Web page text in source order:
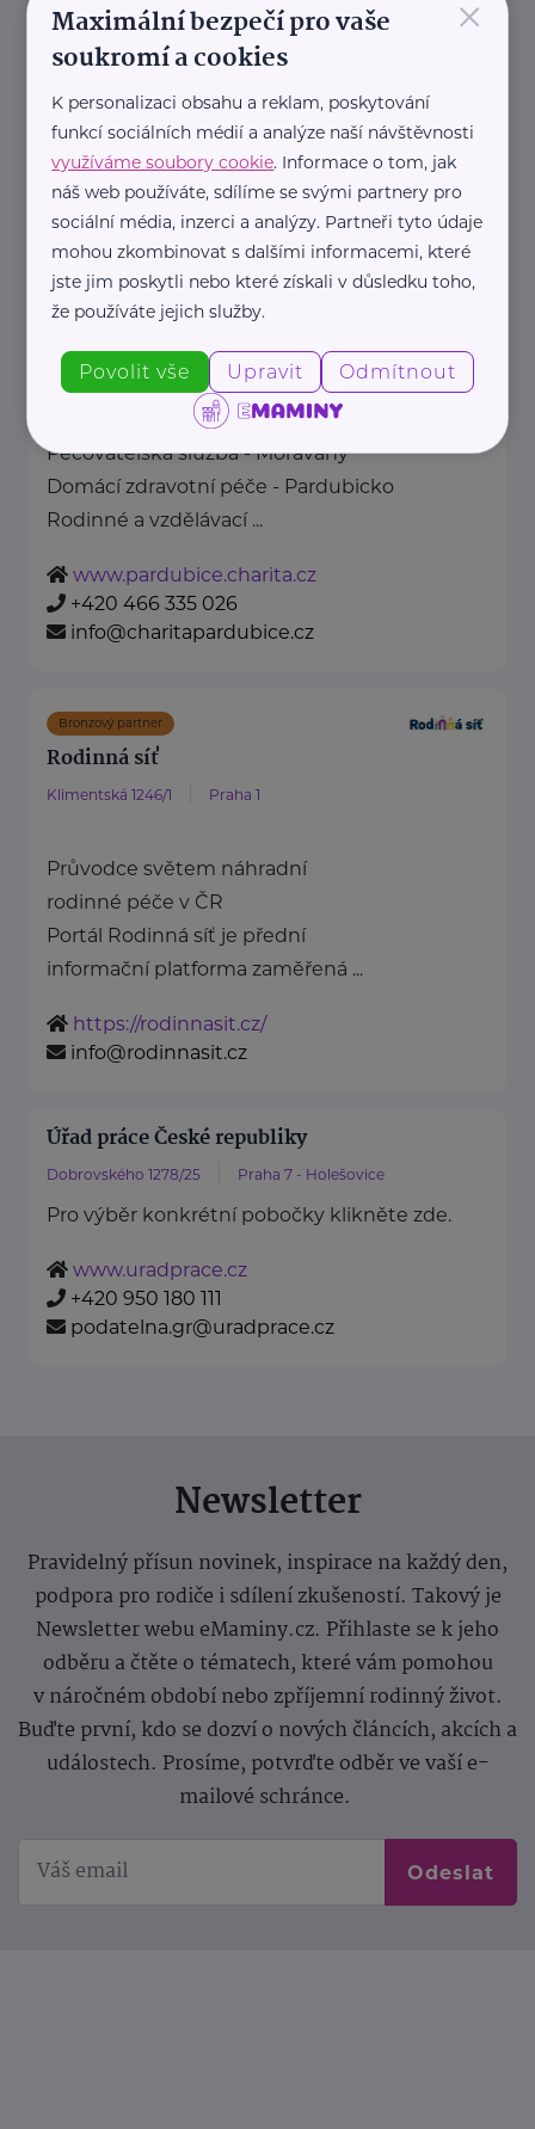
Nadační fond SPOLUŽIVOT
propaguje hostitelskou péči a
domovů se zájemci ...
https://www.spoluzivot.cz/
+420 608 452 121
info@spoluzivot.cz
Oblastní charita Pardubice
Seznam služeb
Pečovatelská služba - Lázně Bohdaneč
Pečovatelská služba - Moravany
Domácí zdravotní péče - Pardubicko
Rodinné a vzdělávací ...
www.pardubice.charita.cz
+420 466 335 026
info@charitapardubice.cz
Bronzový partner
Rodinná síť
Klimentská 1246/1 Praha 1
Průvodce světem náhradní
rodinné péče v ČR
Portál Rodinná síť je přední
informační platforma zaměřená ...
https://rodinnasit.cz/
info@rodinnasit.cz
Úřad práce České republiky
Dobrovského 1278/25 Praha 7 - Holešovice
Pro výběr konkrétní pobočky klikněte zde.
www.uradprace.cz
+420 950 180 111
podatelna.gr@uradprace.cz
Newsletter
Pravidelný přísun novinek, inspirace na každý den,
podpora pro rodiče i sdílení zkušeností. Takový je
Newsletter webu eMaminy.cz. Přihlaste se k jeho
odběru a čtěte o tématech, které vám pomohou
v náročném období nebo zpříjemní rodinný život.
Buďte první, kdo se dozví o nových článcích, akcích a
událostech. Prosíme, potvrďte odběr ve vaší e-
mailové schránce.
Odeslat
×
Maximální bezpečí pro vaše
soukromí a cookies
K personalizaci obsahu a reklam, poskytování
funkcí sociálních médií a analýze naší návštěvnosti
využíváme soubory cookie. Informace o tom, jak
náš web používáte, sdílíme se svými partnery pro
sociální média, inzerci a analýzy. Partneři tyto údaje
mohou zkombinovat s dalšími informacemi, které
jste jim poskytli nebo které získali v důsledku toho,
že používáte jejich služby.
Povolit vše Upravit Odmítnout